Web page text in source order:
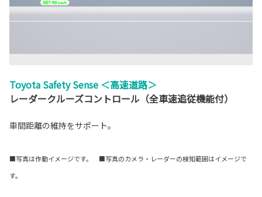
Toyota Safety Sense ＜高速道路＞
レーダークルーズコントロール（全車速追従機能付）
車間距離の維持をサポート。
■写真は作動イメージです。 ■写真のカメラ・レーダーの検知範囲はイメージで
す。